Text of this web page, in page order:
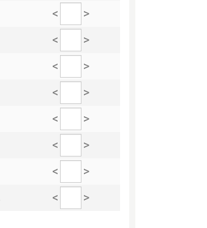
< >
< >
< >
< >
< >
< >
< >
< >